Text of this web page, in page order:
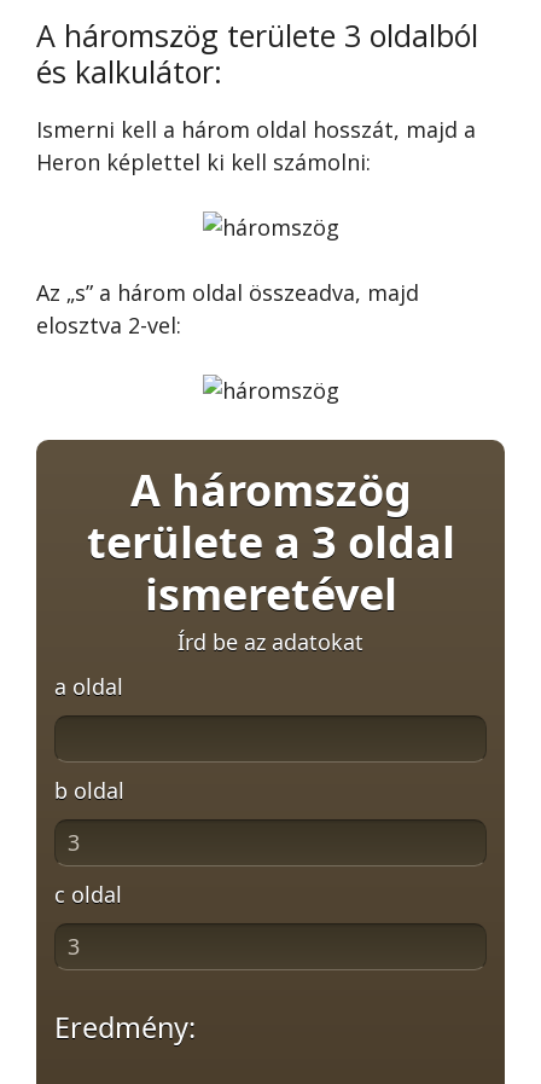
A háromszög területe 3 oldalból
és kalkulátor:
Ismerni kell a három oldal hosszát, majd a
Heron képlettel ki kell számolni:
Az „s” a három oldal összeadva, majd
elosztva 2-vel:
A háromszög
területe a 3 oldal
ismeretével
Írd be az adatokat
a oldal
b oldal
c oldal
Eredmény: